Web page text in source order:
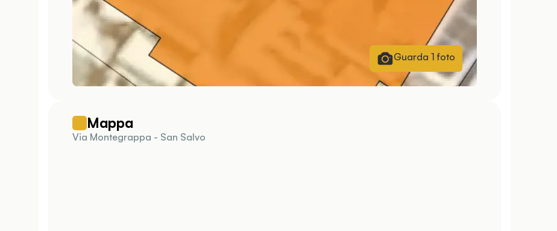
Guarda 1 foto
Mappa
Via Montegrappa - San Salvo